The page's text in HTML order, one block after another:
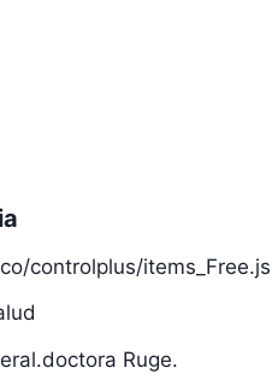
controlplus/
Ruge.